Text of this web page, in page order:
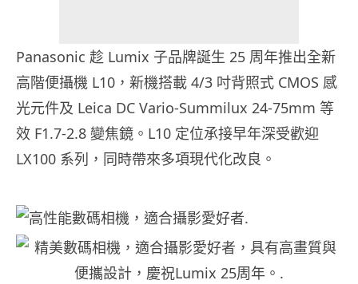
Panasonic 趁 Lumix 子品牌誕生 25 周年推出全新
高階便攝機 L10，新機搭載 4/3 吋背照式 CMOS 感
光元件及 Leica DC Vario-Summilux 24-75mm 等
效 F1.7-2.8 變焦鏡。L10 定位承接早年深受歡迎
LX100 系列，同時帶來多項現代化改良。